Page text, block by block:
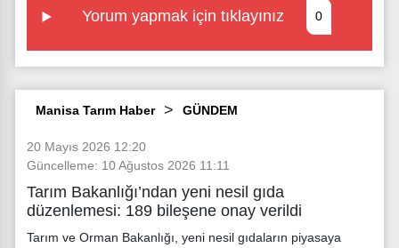
Yorum yapmak için tıklayınız 0
Manisa Tarım Haber GÜNDEM
20 Mayıs 2026 12:20
Güncelleme: 10 Ağustos 2026 11:11
Tarım Bakanlığı’ndan yeni nesil gıda
düzenlemesi: 189 bileşene onay verildi
Tarım ve Orman Bakanlığı, yeni nesil gıdaların piyasaya